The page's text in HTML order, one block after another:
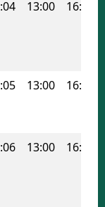
Aksaray
Karaman
13:00 16:46
13:00 16:45
13:00 16:44